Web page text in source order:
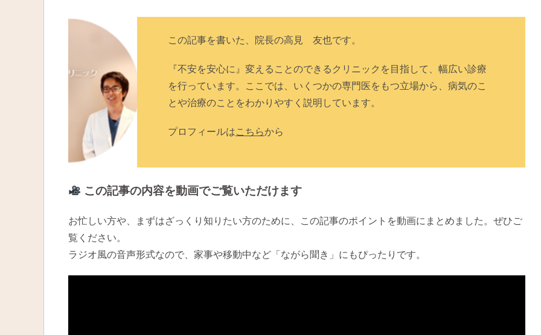
この記事を書いた、院長の高見 友也です。
『不安を安心に』変えることのできるクリニックを目指して、幅広い診療
を行っています。ここでは、いくつかの専門医をもつ立場から、病気のこ
とや治療のことをわかりやすく説明しています。
プロフィールはこちらから
この記事の内容を動画でご覧いただけます
お忙しい方や、まずはざっくり知りたい方のために、この記事のポイントを動画にまとめました。ぜひご
覧ください。
ラジオ風の音声形式なので、家事や移動中など「ながら聞き」にもぴったりです。